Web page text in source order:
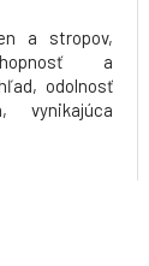
a stropov,
a
odolnosť